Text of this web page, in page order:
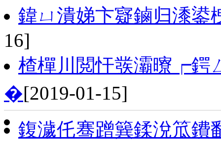
鍏ㄩ潰娣卞寲鏀归潻
16]
楂樿川閲忓彂灞曢┍鍔
�[2019-01-15]
鍑濊仛骞蹭簨鍒涗笟